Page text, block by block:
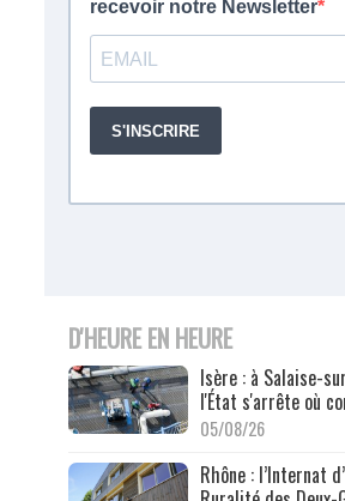
D'HEURE EN HEURE
Isère : à Salaise-
l'État s'arrête où
05/08/26
Rhône : l’Internat